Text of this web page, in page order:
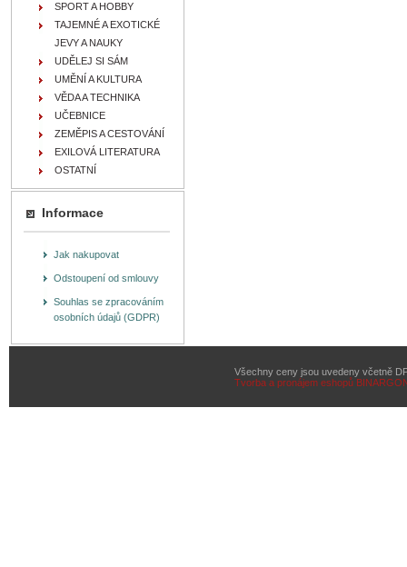
SPORT A HOBBY
TAJEMNÉ A EXOTICKÉ
JEVY A NAUKY
UDĚLEJ SI SÁM
UMĚNÍ A KULTURA
VĚDA A TECHNIKA
UČEBNICE
ZEMĚPIS A CESTOVÁNÍ
EXILOVÁ LITERATURA
OSTATNÍ
Informace
Jak nakupovat
Odstoupení od smlouvy
Souhlas se zpracováním
osobních údajů (GDPR)
Všechny ceny jsou uvedeny včetně
Tvorba a pronájem eshopů